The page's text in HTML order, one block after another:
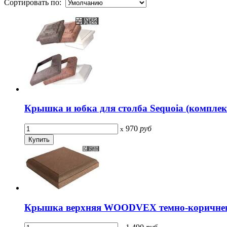
Сортировать по:
Крышка и юбка для столба Sequoia
x 970 руб
Крышка верхняя WOODVEX темно-